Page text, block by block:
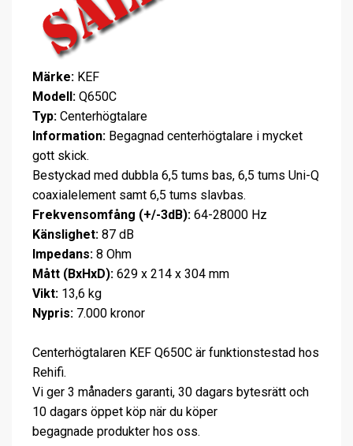
Märke: KEF
Modell: Q650C
Typ: Centerhögtalare
Information: Begagnad centerhögtalare i mycket
gott skick.
Bestyckad med dubbla 6,5 tums bas, 6,5 tums Uni-Q
coaxialelement samt 6,5 tums slavbas.
Frekvensomfång (+/-3dB): 64-28000 Hz
Känslighet: 87 dB
Impedans: 8 Ohm
Mått (BxHxD): 629 x 214 x 304 mm
Vikt: 13,6 kg
Nypris: 7.000 kronor
Centerhögtalaren KEF Q650C är funktionstestad hos
Rehifi.
Vi ger 3 månaders garanti, 30 dagars bytesrätt och
10 dagars öppet köp när du köper
begagnade produkter hos oss.